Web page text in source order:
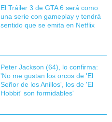
El Tráiler 3 de GTA 6 será como
una serie con gameplay y tendrá
sentido que se emita en Netflix
Peter Jackson (64), lo confirma:
'No me gustan los orcos de 'El
Señor de los Anillos', los de 'El
Hobbit' son formidables'